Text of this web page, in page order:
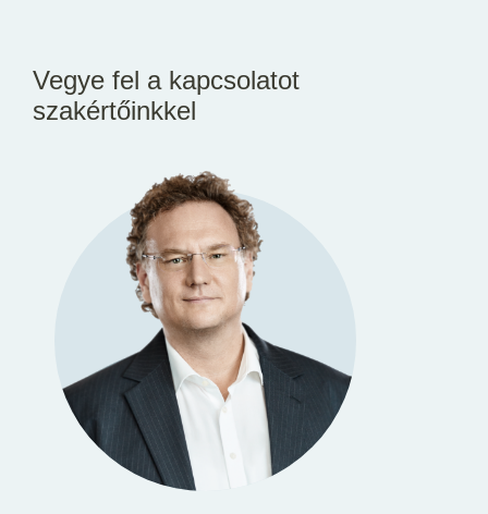
Vegye fel a kapcsolatot
szakértőinkkel